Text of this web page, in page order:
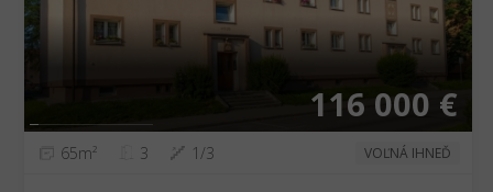
116 000 €
65m² 3 1/3 VOĽNÁ IHNEĎ